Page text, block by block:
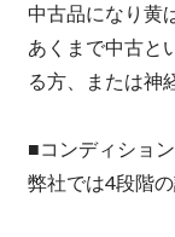
中古品になり黄
あくまで中古と
る方、または神
■コンディショ
弊社では4段階